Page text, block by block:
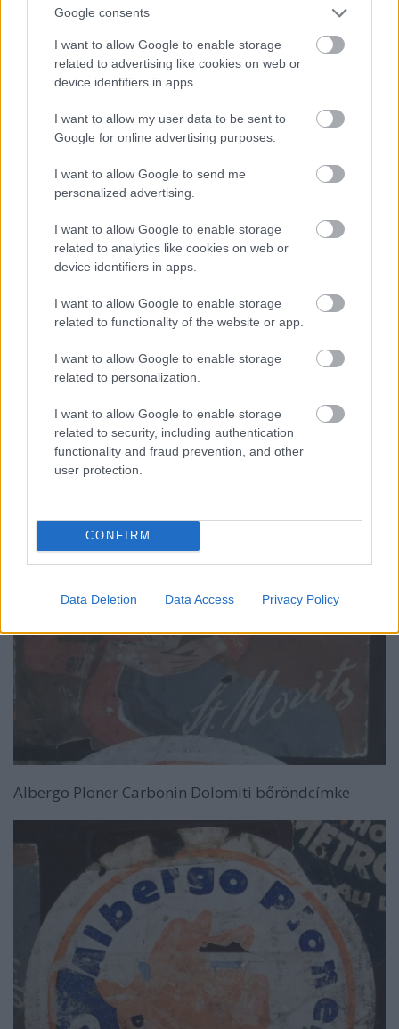
Google consents
I want to allow Google to enable storage
related to advertising like cookies on web or
device identifiers in apps.
I want to allow my user data to be sent to
Google for online advertising purposes.
I want to allow Google to send me
personalized advertising.
I want to allow Google to enable storage
related to analytics like cookies on web or
device identifiers in apps.
I want to allow Google to enable storage
related to functionality of the website or app.
I want to allow Google to enable storage
related to personalization.
I want to allow Google to enable storage
related to security, including authentication
functionality and fraud prevention, and other
user protection.
CONFIRM
Data Deletion Data Access Privacy Policy
Ichmidt's Hotels - St. Moritz Hotel Engadinerhof
Metropole bőröndcímke
Albergo Ploner Carbonin Dolomiti bőröndcímke